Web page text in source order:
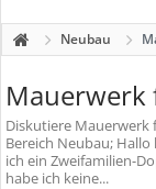
Neubau
Diskutiere Mauerwerk
Bereich Neubau;
ich ein Zweifamilien-
habe ich keine...